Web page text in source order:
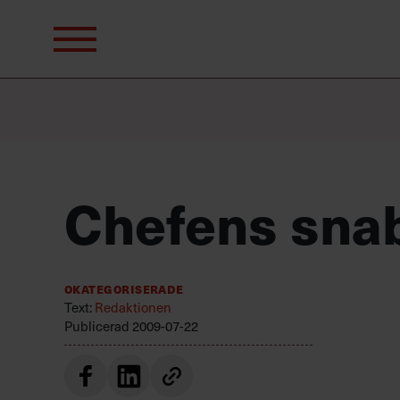
efter:
Chefens
Okategoriserade
Text: Redaktionen
Publicerad 2009-07-22